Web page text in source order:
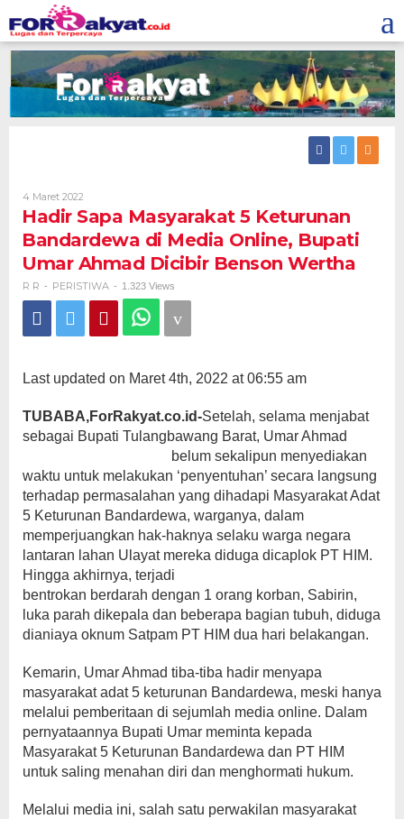
to
content
4 Maret 2022
R
R
Hadir Sapa Masyarakat 5 Keturunan
Bandardewa di Media Online, Bupati
Umar Ahmad Dicibir Benson Wertha
R R - PERISTIWA - 1.323 Views
Last updated on Maret 4th, 2022 at 06:55 am
TUBABA,ForRakyat.co.id-Setelah, selama menjabat
sebagai Bupati Tulangbawang Barat, Umar Ahmad
belum sekalipun menyediakan
waktu untuk melakukan ‘penyentuhan’ secara langsung
terhadap permasalahan yang dihadapi Masyarakat Adat
5 Keturunan Bandardewa, warganya, dalam
memperjuangkan hak-haknya selaku warga negara
lantaran lahan Ulayat mereka diduga dicaplok PT HIM.
Hingga akhirnya, terjadi
bentrokan berdarah dengan 1 orang korban, Sabirin,
luka parah dikepala dan beberapa bagian tubuh, diduga
dianiaya oknum Satpam PT HIM dua hari belakangan.
Kemarin, Umar Ahmad tiba-tiba hadir menyapa
masyarakat adat 5 keturunan Bandardewa, meski hanya
melalui pemberitaan di sejumlah media online. Dalam
pernyataannya Bupati Umar meminta kepada
Masyarakat 5 Keturunan Bandardewa dan PT HIM
untuk saling menahan diri dan menghormati hukum.
Melalui media ini, salah satu perwakilan masyarakat